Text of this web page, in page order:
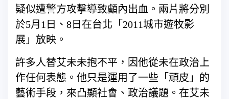
疑似遭警方攻擊導致顱內出血。兩片將分別
於5月1日、8日在台北「2011城市遊牧影
展」放映。
許多人替艾未未抱不平，因他從未在政治上
作任何表態。他只是運用了一些「頑皮」的
藝術手段，來凸顯社會、政治議題。在艾未